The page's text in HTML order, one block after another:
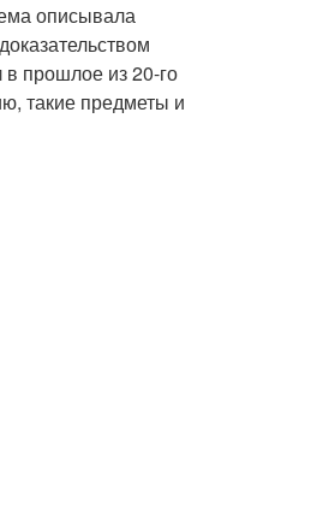
описывала
в прошлое из 20-го
такие предметы и